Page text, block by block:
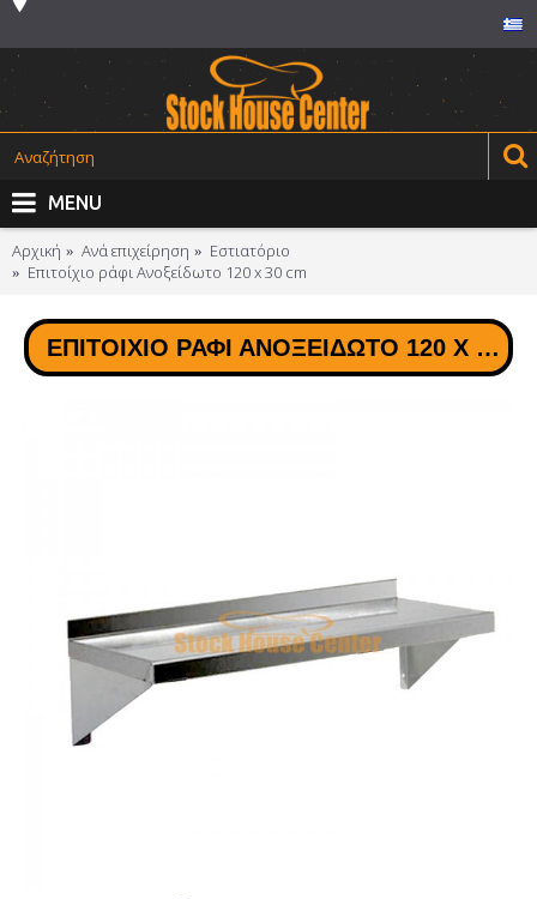
MENU
Αρχική Ανά επιχείρηση
Εστιατόριο
Επιτοίχιο ράφι Ανοξείδωτο 120 x 30 cm
ΕΠΙΤΟΊΧΙΟ ΡΆΦΙ ΑΝΟΞΕΊΔΩΤΟ 120 X 30 CM